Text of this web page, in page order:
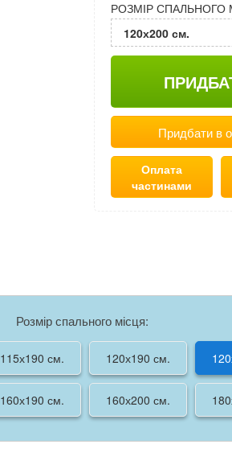
РОЗМІР СПАЛЬНОГО
120х200 см.
Придбати в
Оплата
частинами
Розмір спального місця:
115х190 см. 120х190 см.
160х190 см. 160х200 см.